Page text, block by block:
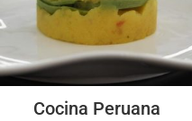
Cocina Peruana